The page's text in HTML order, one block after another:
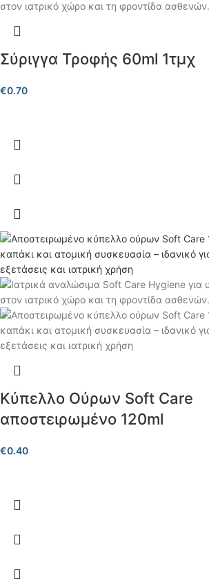
Σύριγγα Τροφής 60ml 1τμχ
€0.70
Κύπελλο Ούρων Soft Care
αποστειρωμένο 120ml
€0.40